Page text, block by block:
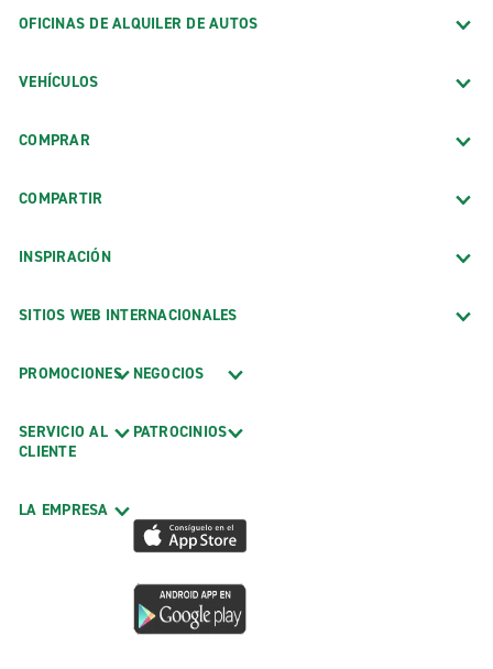
OFICINAS DE ALQUILER DE AUTOS
VEHÍCULOS
COMPRAR
COMPARTIR
INSPIRACIÓN
SITIOS WEB INTERNACIONALES
PROMOCIONES
SERVICIO AL
CLIENTE
LA EMPRESA
NEGOCIOS
PATROCINIOS